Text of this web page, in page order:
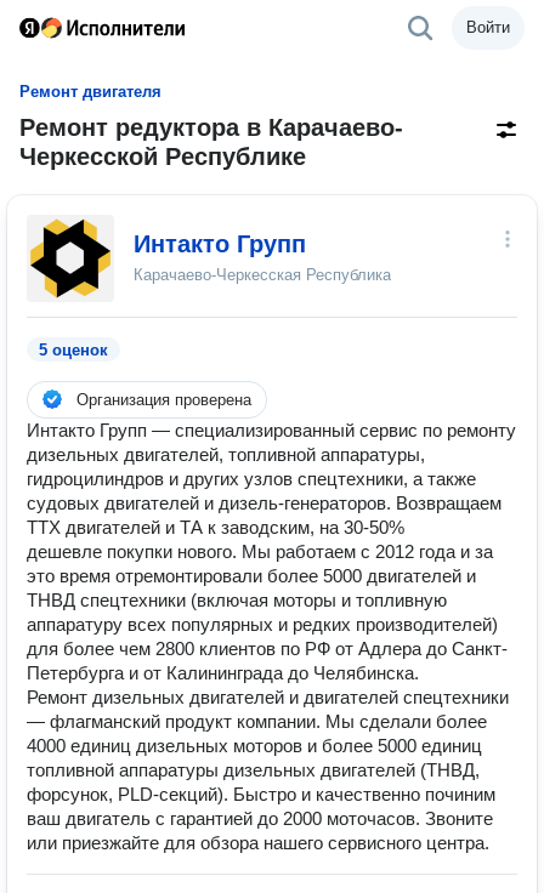
Войти
Ремонт двигателя
Ремонт редуктора в Карачаево-
Черкесской Республике
Интакто Групп
Карачаево-Черкесская Республика
5 оценок
Организация проверена
Интакто Групп — специализированный сервис по ремонту
дизельных двигателей, топливной аппаратуры,
гидроцилиндров и других узлов спецтехники, а также
судовых двигателей и дизель-генераторов. Возвращаем
ТТХ двигателей и ТА к заводским, на 30-50%
дешевле покупки нового. Мы работаем с 2012 года и за
это время отремонтировали более 5000 двигателей и
ТНВД спецтехники (включая моторы и топливную
аппаратуру всех популярных и редких производителей)
для более чем 2800 клиентов по РФ от Адлера до Санкт-
Петербурга и от Калининграда до Челябинска.
Ремонт дизельных двигателей и двигателей спецтехники
— флагманский продукт компании. Мы сделали более
4000 единиц дизельных моторов и более 5000 единиц
топливной аппаратуры дизельных двигателей (ТНВД,
форсунок, PLD-секций). Быстро и качественно починим
ваш двигатель с гарантией до 2000 моточасов. Звоните
или приезжайте для обзора нашего сервисного центра.